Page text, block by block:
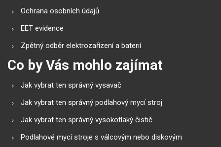
Ochrana osobních údajů
EET evidence
Zpětný odběr elektrozařízení a baterií
Co by Vás mohlo zajímat
Jak vybrat ten správný vysavač
Jak vybrat ten správný podlahový mycí stroj
Jak vybrat ten správný vysokotlaký čistič
Podlahové mycí stroje s válcovým nebo diskovým